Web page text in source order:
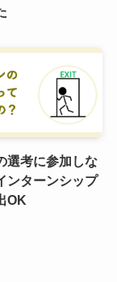
選考に参加しな
ンターンシップ
OK